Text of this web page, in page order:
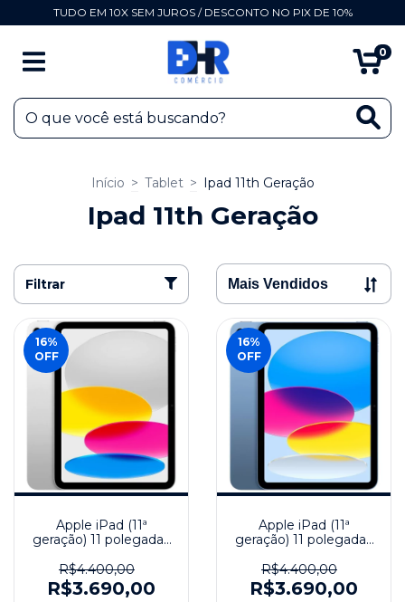
TUDO EM 10X SEM JUROS / DESCONTO NO PIX DE 10%
0
Início > Tablet > Ipad 11th Geração
Ipad 11th Geração
Filtrar
16%
OFF
Apple iPad (11ª
geração) 11 polegadas
2025 - Prata
R$4.400,00
R$3.690,00
16%
OFF
Apple iPad (11ª
geração) 11 polegadas
2025 - Azul
R$4.400,00
R$3.690,00